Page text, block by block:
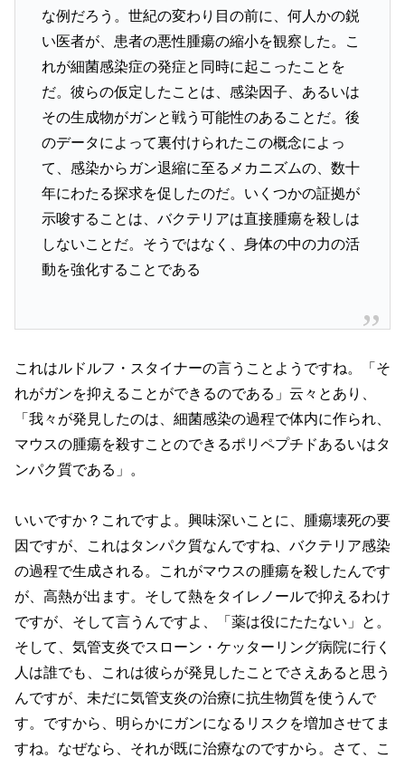
な例だろう。世紀の変わり目の前に、何人かの鋭
い医者が、患者の悪性腫瘍の縮小を観察した。こ
れが細菌感染症の発症と同時に起こったことを
だ。彼らの仮定したことは、感染因子、あるいは
その生成物がガンと戦う可能性のあることだ。後
のデータによって裏付けられたこの概念によっ
て、感染からガン退縮に至るメカニズムの、数十
年にわたる探求を促したのだ。いくつかの証拠が
示唆することは、バクテリアは直接腫瘍を殺しは
しないことだ。そうではなく、身体の中の力の活
動を強化することである
これはルドルフ・スタイナーの言うことようですね。「そ
れがガンを抑えることができるのである」云々とあり、
「我々が発見したのは、細菌感染の過程で体内に作られ、
マウスの腫瘍を殺すことのできるポリペプチドあるいはタ
ンパク質である」。
いいですか？これですよ。興味深いことに、腫瘍壊死の要
因ですが、これはタンパク質なんですね、バクテリア感染
の過程で生成される。これがマウスの腫瘍を殺したんです
が、高熱が出ます。そして熱をタイレノールで抑えるわけ
ですが、そして言うんですよ、「薬は役にたたない」と。
そして、気管支炎でスローン・ケッターリング病院に行く
人は誰でも、これは彼らが発見したことでさえあると思う
んですが、未だに気管支炎の治療に抗生物質を使うんで
す。ですから、明らかにガンになるリスクを増加させてま
すね。なぜなら、それが既に治療なのですから。さて、こ